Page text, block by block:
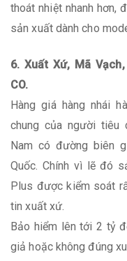
thoát nhiệt nhanh hơn,
sản xuất dành cho
6. Xuất Xứ, Mã
CO.
Hàng giá hàng nhái
chung của người tiêu
Nam có đường biên
Quốc. Chính vì lẽ đó
Plus được kiểm soát
tin xuất xứ.
Bảo hiểm lên tới 2 tỷ
giả hoặc không đúng